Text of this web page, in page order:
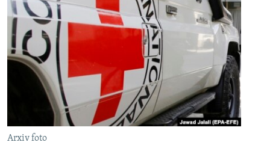
MULTIMEDIA
VIDEO
FOTOQALEREYA
İNFOQRAFIKA
KARIKATURA
RADIO ARXIV
OXU ZALI
AZƏRBAYCAN ƏDƏBIYYATI KITABXANASI
İSLAM VƏ DEMOKRATIYA
HAQQIMIZDA
MISSIYAMIZ
PEŞƏ ETIKASI VƏ JURNALISTIKA STANDARTLARIMIZ
Arxiv foto